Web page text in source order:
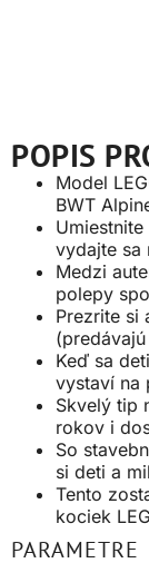
POPIS
Model
BWT
vydajte sa
Medzi
polepy
Prezrite si
Keď sa
vystaví na
Skvelý tip
rokov i
So
si deti a
Tento
kociek
PARAMETRE